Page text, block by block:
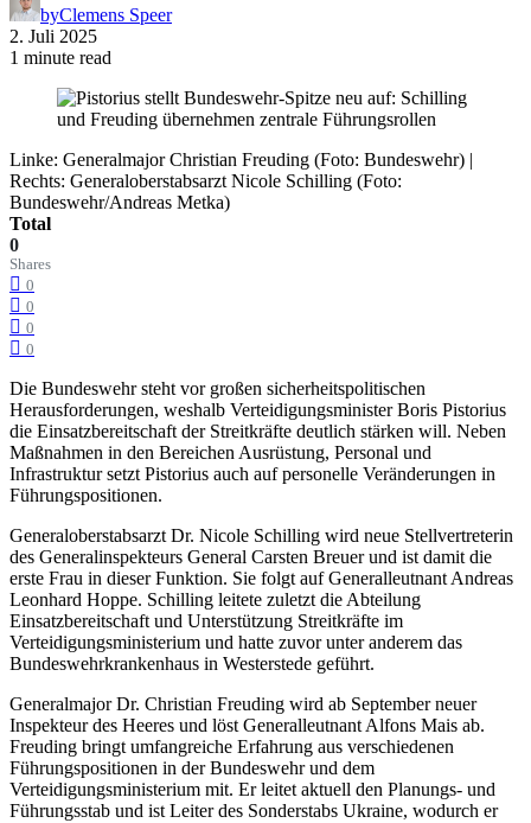
byClemens Speer
2. Juli 2025
1 minute read
Linke: Generalmajor Christian Freuding (Foto: Bundeswehr) |
Rechts: Generaloberstabsarzt Nicole Schilling (Foto:
Bundeswehr/Andreas Metka)
Total
0
Shares
0
0
0
0
Die Bundeswehr steht vor großen sicherheitspolitischen
Herausforderungen, weshalb Verteidigungsminister Boris Pistorius
die Einsatzbereitschaft der Streitkräfte deutlich stärken will. Neben
Maßnahmen in den Bereichen Ausrüstung, Personal und
Infrastruktur setzt Pistorius auch auf personelle Veränderungen in
Führungspositionen.
Generaloberstabsarzt Dr. Nicole Schilling wird neue Stellvertreterin
des Generalinspekteurs General Carsten Breuer und ist damit die
erste Frau in dieser Funktion. Sie folgt auf Generalleutnant Andreas
Leonhard Hoppe. Schilling leitete zuletzt die Abteilung
Einsatzbereitschaft und Unterstützung Streitkräfte im
Verteidigungsministerium und hatte zuvor unter anderem das
Bundeswehrkrankenhaus in Westerstede geführt.
Generalmajor Dr. Christian Freuding wird ab September neuer
Inspekteur des Heeres und löst Generalleutnant Alfons Mais ab.
Freuding bringt umfangreiche Erfahrung aus verschiedenen
Führungspositionen in der Bundeswehr und dem
Verteidigungsministerium mit. Er leitet aktuell den Planungs- und
Führungsstab und ist Leiter des Sonderstabs Ukraine, wodurch er